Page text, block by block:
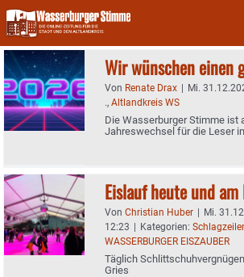
Skip
to
content
Wir wünschen einen
Von Renate Drax | Mi.
., Altlandkreis WS
Die Wasserburger Stimme ist
Jahreswechsel für die Leser
Eislauf heute und
Von Christian Huber | Mi.
12:23 | Kategorien:
WASSERBURGER EISZAUBER
Täglich
Gries